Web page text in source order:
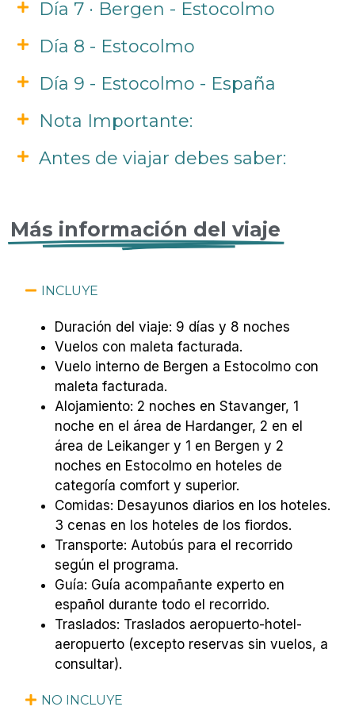
Día 7 · Bergen - Estocolmo
Día 8 - Estocolmo
Día 9 - Estocolmo - España
Nota Importante:
Antes de viajar debes saber:
Más información del viaje
INCLUYE
Duración del viaje: 9 días y 8 noches
Vuelos con maleta facturada.
Vuelo interno de Bergen a Estocolmo con
maleta facturada.
Alojamiento: 2 noches en Stavanger, 1
noche en el área de Hardanger, 2 en el
área de Leikanger y 1 en Bergen y 2
noches en Estocolmo en hoteles de
categoría comfort y superior.
Comidas: Desayunos diarios en los hoteles.
3 cenas en los hoteles de los fiordos.
Transporte: Autobús para el recorrido
según el programa.
Guía: Guía acompañante experto en
español durante todo el recorrido.
Traslados: Traslados aeropuerto-hotel-
aeropuerto (excepto reservas sin vuelos, a
consultar).
NO INCLUYE